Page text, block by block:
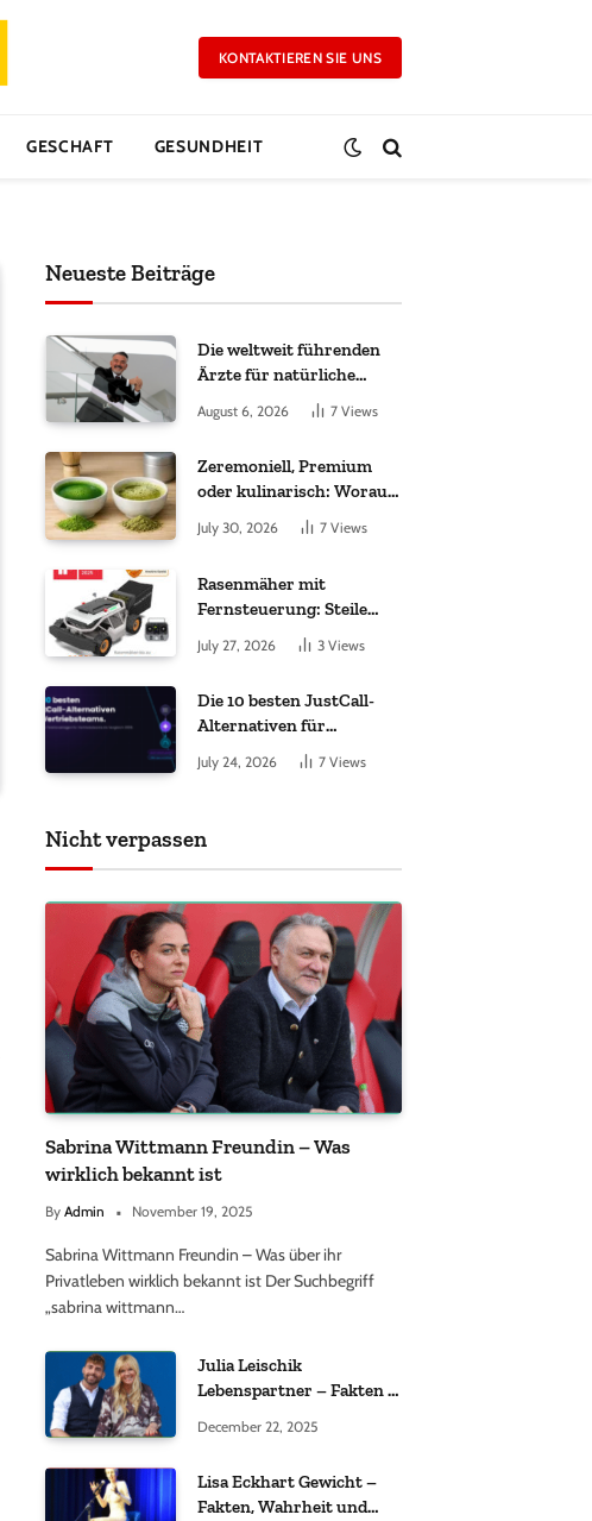
KONTAKTIEREN SIE UNS
GESCHAFT GESUNDHEIT
Neueste Beiträge
Die weltweit führenden
Ärzte für natürliche
Haartransplantationen
August 6, 2026 7 Views
Zeremoniell, Premium
oder kulinarisch: Worauf
es bei Matcha wirklich
ankommt
July 30, 2026 7 Views
Rasenmäher mit
Fernsteuerung: Steile
Hänge sicher gemäht
July 27, 2026 3 Views
Die 10 besten JustCall-
Alternativen für
Vertriebsteams 2026
July 24, 2026 7 Views
Nicht verpassen
Sabrina Wittmann Freundin – Was
wirklich bekannt ist
By Admin November 19, 2025
Sabrina Wittmann Freundin – Was über ihr
Privatleben wirklich bekannt ist Der Suchbegriff
„sabrina wittmann…
Julia Leischik
Lebenspartner – Fakten &
December 22, 2025
Lisa Eckhart Gewicht –
Fakten, Wahrheit und